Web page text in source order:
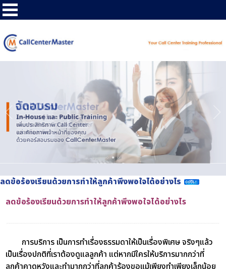
ลดข้อร้องเรียนด้วยการทำให้ลูกค้าพึงพอใจได้อย่างไร
ลดข้อร้องเรียนด้วยการทำให้ลูกค้าพึงพอใจได้อย่างไร
การบริการ เป็นการทำเรื่องธรรมดาให้เป็นเรื่องพิเศษ จริงๆแล้ว
เป็นเรื่องปกติที่เราต้องดูแลลูกค้า แต่หากมีใครให้บริการมากกว่าที่
ลูกค้าคาดหวังและทำมากกว่าที่ลูกค้าร้องขอแม้เพียงทำเพียงเล็กน้อย